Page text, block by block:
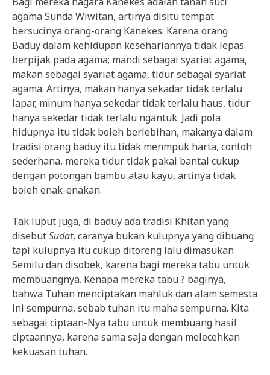
agama Sunda Wiwitan, artinya disitu tempat
bersucinya orang-orang Kanekes. Karena orang
Baduy dalam kehidupan kesehariannya tidak lepas
berpijak pada agama; mandi sebagai syariat agama,
makan sebagai syariat agama, tidur sebagai syariat
agama. Artinya, makan hanya sekadar tidak terlalu
lapar, minum hanya sekedar tidak terlalu haus, tidur
hanya sekedar tidak terlalu ngantuk. Jadi pola
hidupnya itu tidak boleh berlebihan, makanya dalam
tradisi orang baduy itu tidak menmpuk harta, contoh
sederhana, mereka tidur tidak pakai bantal cukup
dengan potongan bambu atau kayu, artinya tidak
boleh enak-enakan.
Tak luput juga, di baduy ada tradisi Khitan yang
disebutSudat, caranya bukan kulupnya yang dibuang
tapi kulupnya itu cukup ditoreng lalu dimasukan
Semilu dan disobek, karena bagi mereka tabu untuk
membuangnya. Kenapa mereka tabu ? baginya,
bahwa Tuhan menciptakan mahluk dan alam semesta
ini sempurna, sebab tuhan itu maha sempurna. Kita
sebagai ciptaan-Nya tabu untuk membuang hasil
ciptaannya, karena sama saja dengan melecehkan
kekuasan tuhan.